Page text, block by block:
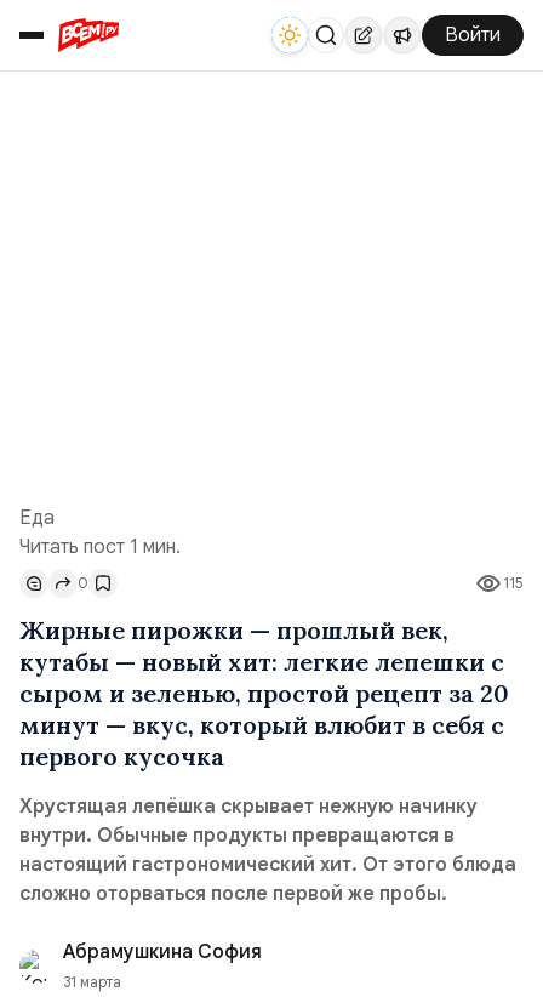
Войти
Еда
Читать пост 1 мин.
115
0
Жирные пирожки — прошлый век,
кутабы — новый хит: легкие лепешки с
сыром и зеленью, простой рецепт за 20
минут — вкус, который влюбит в себя с
первого кусочка
Хрустящая лепёшка скрывает нежную начинку
внутри. Обычные продукты превращаются в
настоящий гастрономический хит. От этого блюда
сложно оторваться после первой же пробы.
Абрамушкина София
31 марта